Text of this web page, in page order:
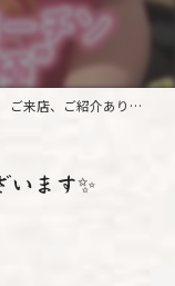
ご来店、ご紹介ありがとうございます✨️
います✨️